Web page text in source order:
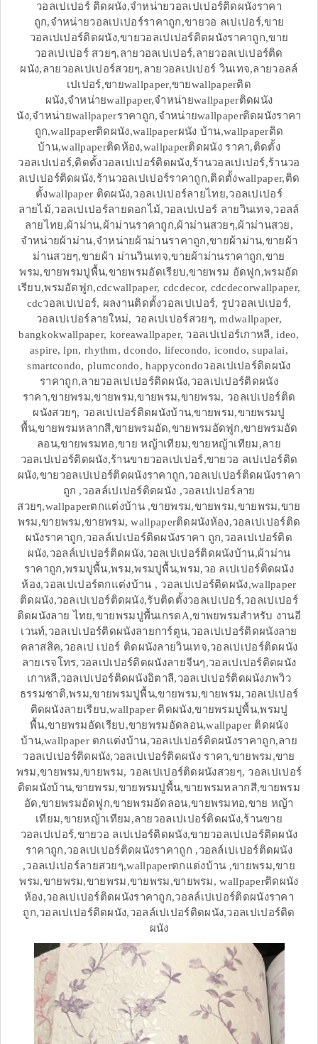
วอลเปเปอร์ ติดผนัง,จำหน่ายวอลเปเปอร์ติดผนังราคา
ถูก,จำหน่ายวอลเปเปอร์ราคาถูก,ขายวอ ลเปเปอร์,ขาย
วอลเปเปอร์ติดผนัง,ขายวอลเปเปอร์ติดผนังราคาถูก,ขาย
วอลเปเปอร์ สวยๆ,ลายวอลเปเปอร์,ลายวอลเปเปอร์ติด
ผนัง,ลายวอลเปเปอร์สวยๆ,ลายวอลเปเปอร์ วินเทจ,ลายวอลล์
เปเปอร์,ขายwallpaper,ขายwallpaperติด
ผนัง,จำหน่ายwallpaper,จำหน่ายwallpaperติดผนัง
นัง,จำหน่ายwallpaperราคาถูก,จำหน่ายwallpaperติดผนังราคา
ถูก,wallpaperติดผนัง,wallpaperผนัง บ้าน,wallpaperติด
บ้าน,wallpaperติดห้อง,wallpaperติดผนัง ราคา,ติดตั้ง
วอลเปเปอร์,ติดตั้งวอลเปเปอร์ติดผนัง,ร้านวอลเปเปอร์,ร้านวอ
ลเปเปอร์ติดผนัง,ร้านวอลเปเปอร์ราคาถูก,ติดตั้งwallpaper,ติด
ตั้งwallpaper ติดผนัง,วอลเปเปอร์ลายไทย,วอลเปเปอร์
ลายไม้,วอลเปเปอร์ลายดอกไม้,วอลเปเปอร์ ลายวินเทจ,วอลล์
ลายไทย,ผ้าม่าน,ผ้าม่านราคาถูก,ผ้าม่านสวยๆ,ผ้าม่านสวย,
จำหน่ายผ้าม่าน,จำหน่ายผ้าม่านราคาถูก,ขายผ้าม่าน,ขายผ้า
ม่านสวยๆ,ขายผ้า ม่านวินเทจ,ขายผ้าม่านราคาถูก,ขาย
พรม,ขายพรมปูพื้น,ขายพรมอัดเรียบ,ขายพรม อัดฟูก,พรมอัด
เรียบ,พรมอัดฟูก,cdcwallpaper, cdcdecor, cdcdecorwallpaper,
cdcวอลเปเปอร์, ผลงานติดตั้งวอลเปเปอร์, รูปวอลเปเปอร์,
วอลเปเปอร์ลายใหม่, วอลเปเปอร์สวยๆ, mdwallpaper,
bangkokwallpaper, koreawallpaper, วอลเปเปอร์เกาหลี, ideo,
aspire, lpn, rhythm, dcondo, lifecondo, icondo, supalai,
smartcondo, plumcondo, happycondoวอลเปเปอร์ติดผนัง
ราคาถูก,ลายวอลเปเปอร์ติดผนัง,วอลเปเปอร์ติดผนัง
ราคา,ขายพรม,ขายพรม,ขายพรม,ขายพรม, วอลเปเปอร์ติด
ผนังสวยๆ, วอลเปเปอร์ติดผนังบ้าน,ขายพรม,ขายพรมปู
พื้น,ขายพรมหลากสี,ขายพรมอัด,ขายพรมอัดฟูก,ขายพรมอัด
ลอน,ขายพรมทอ,ขาย หญ้าเทียม,ขายหญ้าเทียม,ลาย
วอลเปเปอร์ติดผนัง,ร้านขายวอลเปเปอร์,ขายวอ ลเปเปอร์ติด
ผนัง,ขายวอลเปเปอร์ติดผนังราคาถูก,วอลเปเปอร์ติดผนังราคา
ถูก ,วอลล์เปเปอร์ติดผนัง ,วอลเปเปอร์ลาย
สวยๆ,wallpaperตกแต่งบ้าน ,ขายพรม,ขายพรม,ขายพรม,ขาย
พรม,ขายพรม,ขายพรม, wallpaperติดผนังห้อง,วอลเปเปอร์ติด
ผนังราคาถูก,วอลล์เปเปอร์ติดผนังราคา ถูก,วอลเปเปอร์ติด
ผนัง,วอลล์เปเปอร์ติดผนัง,วอลเปเปอร์ติดผนังบ้าน,ผ้าม่าน
ราคาถูก,พรมปูพื้น,พรม,พรมปูพื้น,พรม,วอ ลเปเปอร์ติดผนัง
ห้อง,วอลเปเปอร์ตกแต่งบ้าน , วอลเปเปอร์ติดผนัง,wallpaper
ติดผนัง,วอลเปเปอร์ติดผนัง,รับติดตั้งวอลเปเปอร์,วอลเปเปอร์
ติดผนังลาย ไทย,ขายพรมปูพื้นเกรดA,ขาพยพรมสำหรับ งานอี
เวนท์,วอลเปเปอร์ติดผนังลายการ์ตูน,วอลเปเปอร์ติดผนังลาย
คลาสสิค,วอลเป เปอร์ ติดผนังลายวินเทจ,วอลเปเปอร์ติดผนัง
ลายเรจโทร,วอลเปเปอร์ติดผนังลายจีนๆ,วอลเปเปอร์ติดผนัง
เกาหลี,วอลเปเปอร์ติดผนังอิตาลี,วอลเปเปอร์ติดผนังภพวิว
ธรรมชาติ,พรม,ขายพรมปูพื้น,ขายพรม,ขายพรม,วอลเปเปอร์
ติดผนังลายเรียบ,wallpaper ติดผนัง,ขายพรมปูพื้น,พรมปู
พื้น,ขายพรมอัดเรียบ,ขายพรมอัดลอน,wallpaper ติดผนัง
บ้าน,wallpaper ตกแต่งบ้าน,วอลเปเปอร์ติดผนังราคาถูก,ลาย
วอลเปเปอร์ติดผนัง,วอลเปเปอร์ติดผนัง ราคา,ขายพรม,ขาย
พรม,ขายพรม,ขายพรม, วอลเปเปอร์ติดผนังสวยๆ, วอลเปเปอร์
ติดผนังบ้าน,ขายพรม,ขายพรมปูพื้น,ขายพรมหลากสี,ขายพรม
อัด,ขายพรมอัดฟูก,ขายพรมอัดลอน,ขายพรมทอ,ขาย หญ้า
เทียม,ขายหญ้าเทียม,ลายวอลเปเปอร์ติดผนัง,ร้านขาย
วอลเปเปอร์,ขายวอ ลเปเปอร์ติดผนัง,ขายวอลเปเปอร์ติดผนัง
ราคาถูก,วอลเปเปอร์ติดผนังราคาถูก ,วอลล์เปเปอร์ติดผนัง
,วอลเปเปอร์ลายสวยๆ,wallpaperตกแต่งบ้าน ,ขายพรม,ขาย
พรม,ขายพรม,ขายพรม,ขายพรม,ขายพรม, wallpaperติดผนัง
ห้อง,วอลเปเปอร์ติดผนังราคาถูก,วอลล์เปเปอร์ติดผนังราคา
ถูก,วอลเปเปอร์ติดผนัง,วอลล์เปเปอร์ติดผนัง,วอลเปเปอร์ติด
ผนัง